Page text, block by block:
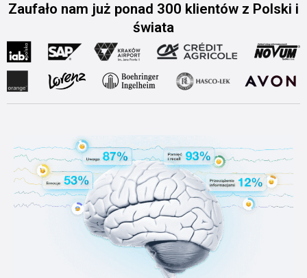
Zaufało nam już ponad 300 klientów z Polski i
świata